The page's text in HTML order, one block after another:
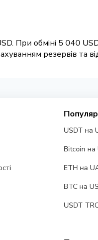
При обміні 5 040
резервів та
USDT на
Bitcoin на
ETH на
BTC на
USDT